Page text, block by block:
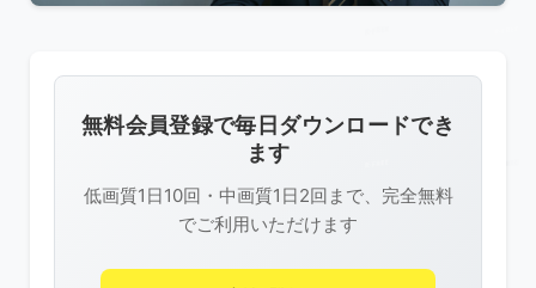
像
は
R-
FREE
無料会員登録で毎日ダウンロードでき
ます
低画質1日10回・中画質1日2回まで、完全無料
でご利用いただけます